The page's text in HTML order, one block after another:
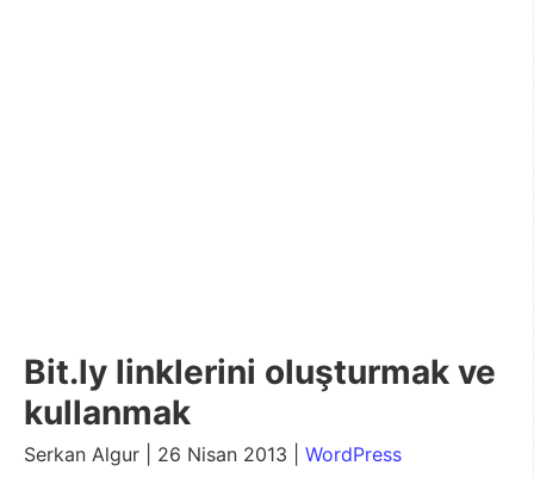
Bit.ly linklerini oluşturmak ve
kullanmak
Serkan Algur | 26 Nisan 2013 | WordPress